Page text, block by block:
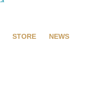
STORE NEWS